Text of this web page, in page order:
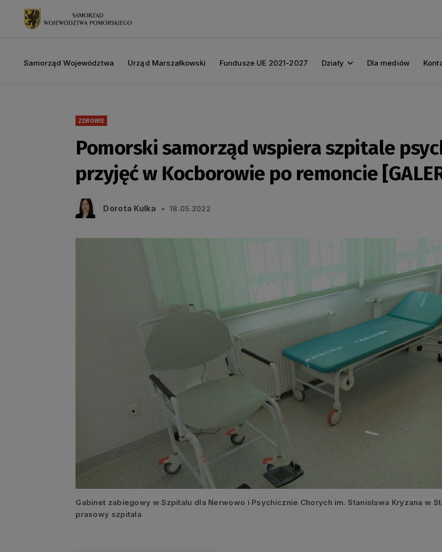
Samorząd Województwa Urząd Marszałkowski Fundusze UE 2021-2027 Działy Dla mediów
ZDROWIE
Pomorski samorząd wspiera szpitale
przyjęć w Kocborowie po remoncie
Dorota Kulka 18.05.2022
Gabinet zabiegowy w Szpitalu dla Nerwowo i Psychicznie Chorych im. Stanisława Kryzana w
prasowy szpitala